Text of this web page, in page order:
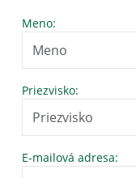
Meno:
Priezvisko:
E-mailová adresa: